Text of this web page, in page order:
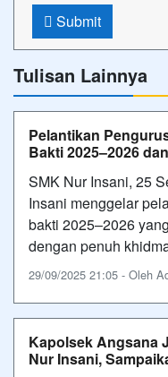
Submit
Tulisan Lainnya
Pelantikan
Bakti 2025–2026
SMK Nur Insani, 25
Insani menggelar
bakti 2025–2026
dengan penuh
29/09/2025 21:05 - Oleh
Kapolsek Angsana
Nur Insani,